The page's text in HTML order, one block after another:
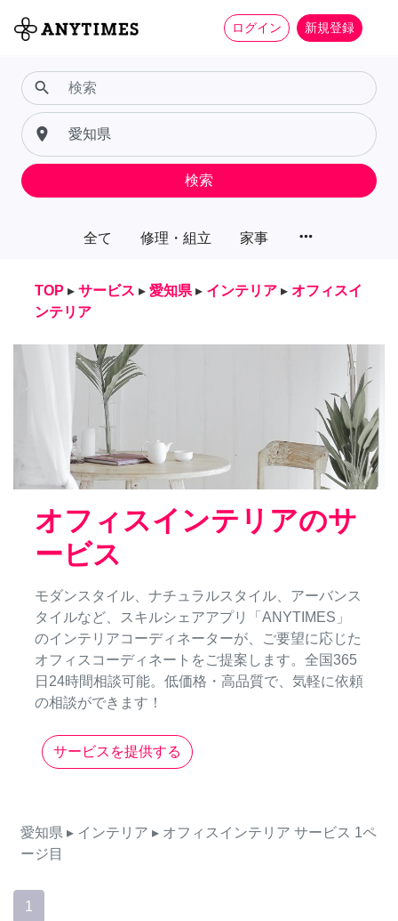
ログイン 新規登録
全て 修理・組立 家事 more_horiz
search
place
検索
TOP ▸ サービス ▸ 愛知県 ▸ インテリア ▸ オフィスイ
ンテリア
オフィスインテリアのサ
ービス
モダンスタイル、ナチュラルスタイル、アーバンス
タイルなど、スキルシェアアプリ「ANYTIMES」
のインテリアコーディネーターが、ご要望に応じた
オフィスコーディネートをご提案します。全国365
日24時間相談可能。低価格・高品質で、気軽に依頼
の相談ができます！
サービスを提供する
愛知県 ▸ インテリア ▸ オフィスインテリア サービス 1ペ
ージ目
1